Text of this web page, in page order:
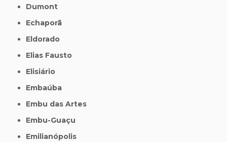
Dumont
Echaporã
Eldorado
Elias Fausto
Elisiário
Embaúba
Embu das Artes
Embu-Guaçu
Emilianópolis